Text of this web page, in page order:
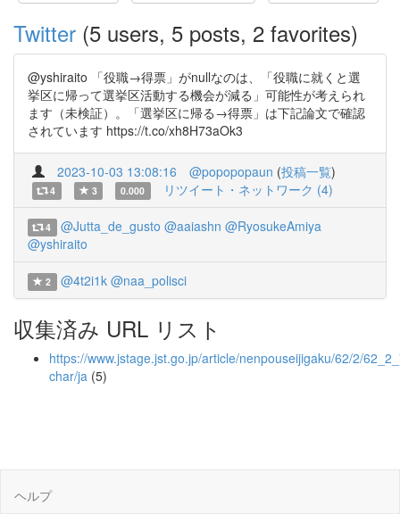
Twitter (5 users, 5 posts, 2 favorites)
@yshiraito 「役職→得票」がnullなのは、「役職に就くと選
挙区に帰って選挙区活動する機会が減る」可能性が考えられ
ます（未検証）。「選挙区に帰る→得票」は下記論文で確認
されています https://t.co/xh8H73aOk3
2023-10-03 13:08:16 @popopopaun (投稿一覧)
4 3 0.000 リツイート・ネットワーク (4)
4 @Jutta_de_gusto @aaiashn @RyosukeAmiya
@yshiraito
2 @4t2i1k @naa_polisci
収集済み URL リスト
https://www.jstage.jst.go.jp/article/nenpouseijigaku/62/2/
char/ja (5)
ヘルプ